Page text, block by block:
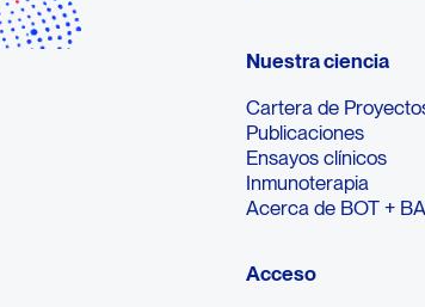
Nuestra ciencia
Cartera de
Publicaciones
Ensayos clínicos
Inmunoterapia
Acerca de BOT +
Acceso